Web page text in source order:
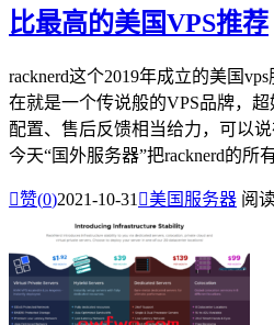
比最高的美国VPS推荐
racknerd这个2019年成立的美国
在就是一个传说般的VPS品牌，
配置、售后反馈相当给力，可以
今天“国外服务器”把racknerd的所
赞(0)2021-10-31 美国服务器 阅